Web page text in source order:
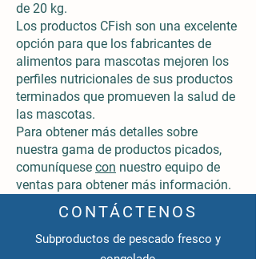
de 20 kg.
Los productos CFish son una excelente
opción para que los fabricantes de
alimentos para mascotas mejoren los
perfiles nutricionales de sus productos
terminados que promueven la salud de
las mascotas.
Para obtener más detalles sobre
nuestra gama de productos picados,
comuníquese con nuestro equipo de
ventas para obtener más información.
CONTÁCTENOS
Subproductos de pescado fresco y